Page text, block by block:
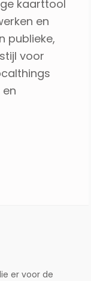
kaarttool
en
publieke,
voor
er voor de